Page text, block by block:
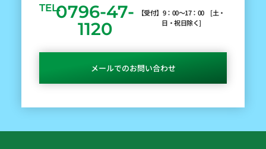
TEL.0796-47-
1120
【受付】9：00～17：00 [土・
日・祝日除く]
メールでのお問い合わせ